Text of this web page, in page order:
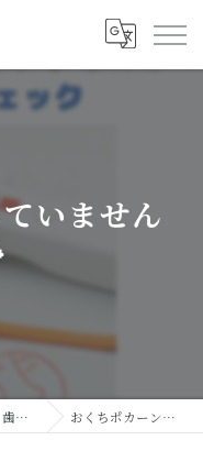
いません
歯科コラム おくちポカーンしていませんか？👄